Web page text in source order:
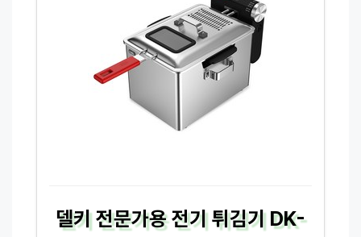
델키 전문가용 전기 튀김기 DK-